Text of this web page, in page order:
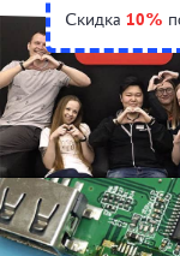
Скидка 10%